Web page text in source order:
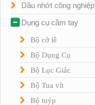
Dầu nhớt công nghiệp
Dụng cụ cầm tay
Bộ cờ lê
Bộ Dụng Cụ
Bộ Lục Giác
Bộ Tua vít
Bộ tuýp